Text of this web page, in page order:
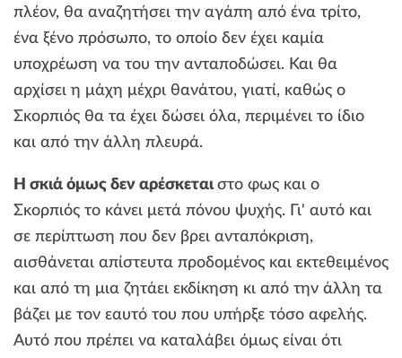
πλέον, θα αναζητήσει την αγάπη από ένα τρίτο,
ένα ξένο πρόσωπο, το οποίο δεν έχει καμία
υποχρέωση να του την ανταποδώσει. Και θα
αρχίσει η μάχη μέχρι θανάτου, γιατί, καθώς ο
Σκορπιός θα τα έχει δώσει όλα, περιμένει το ίδιο
και από την άλλη πλευρά.
Η σκιά όμως δεν αρέσκεταιστο φως και ο
Σκορπιός το κάνει μετά πόνου ψυχής. Γι' αυτό και
σε περίπτωση που δεν βρει ανταπόκριση,
αισθάνεται απίστευτα προδομένος και εκτεθειμένος
και από τη μια ζητάει εκδίκηση κι από την άλλη τα
βάζει με τον εαυτό του που υπήρξε τόσο αφελής.
Αυτό που πρέπει να καταλάβει όμως είναι ότι